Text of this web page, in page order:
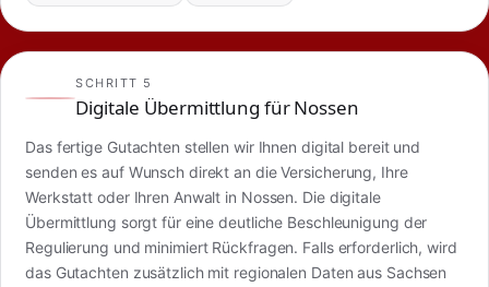
SCHRITT 5
Digitale Übermittlung für Nossen
Das fertige Gutachten stellen wir Ihnen digital bereit und
senden es auf Wunsch direkt an die Versicherung, Ihre
Werkstatt oder Ihren Anwalt in Nossen. Die digitale
Übermittlung sorgt für eine deutliche Beschleunigung der
Regulierung und minimiert Rückfragen. Falls erforderlich, wird
das Gutachten zusätzlich mit regionalen Daten aus Sachsen